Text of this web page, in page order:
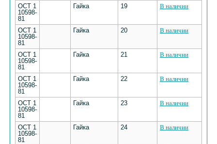
ОСТ 1
10598-
81
Гайка 19 В наличии
ОСТ 1
10598-
81
Гайка 20 В наличии
ОСТ 1
10598-
81
Гайка 21 В наличии
ОСТ 1
10598-
81
Гайка 22 В наличии
ОСТ 1
10598-
81
Гайка 23 В наличии
ОСТ 1
10598-
81
Гайка 24 В наличии